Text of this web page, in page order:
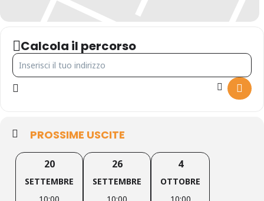
Calcola il percorso
indirizzo - Canyoning Forra del Casco [Nh11E6sBw]
PROSSIME USCITE
20
SETTEMBRE
26
SETTEMBRE
4
OTTOBRE